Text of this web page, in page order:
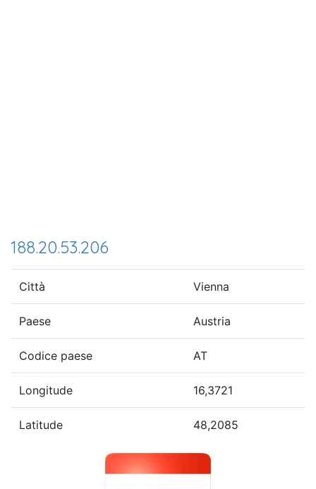
188.20.53.206
Città Vienna
Paese Austria
Codice paese AT
Longitude 16,3721
Latitude 48,2085